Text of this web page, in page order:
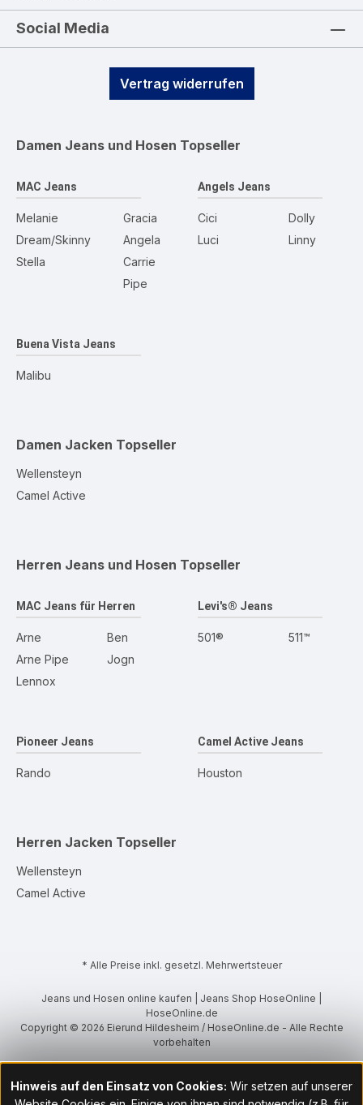
Social Media
Vertrag widerrufen
Damen Jeans und Hosen Topseller
MAC Jeans
Melanie
Dream/Skinny
Stella
Gracia
Angela
Carrie
Pipe
Angels Jeans
Cici
Luci
Dolly
Linny
Buena Vista Jeans
Malibu
Damen Jacken Topseller
Wellensteyn
Camel Active
Herren Jeans und Hosen Topseller
MAC Jeans für Herren
Arne
Arne Pipe
Lennox
Ben
Jogn
Levi's® Jeans
501® 511™
Pioneer Jeans
Rando
Camel Active Jeans
Houston
Herren Jacken Topseller
Wellensteyn
Camel Active
* Alle Preise inkl. gesetzl. Mehrwertsteuer
Jeans und Hosen online kaufen | Jeans Shop HoseOnline |
HoseOnline.de
Copyright © 2026 Eierund Hildesheim / HoseOnline.de - Alle Rechte
vorbehalten
Hinweis auf den Einsatz von Cookies: Wir setzen auf unserer